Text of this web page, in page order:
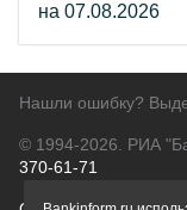
на 07.08.2026
Нашли ошибку?
© 1994-2026. РИА
370-61-71